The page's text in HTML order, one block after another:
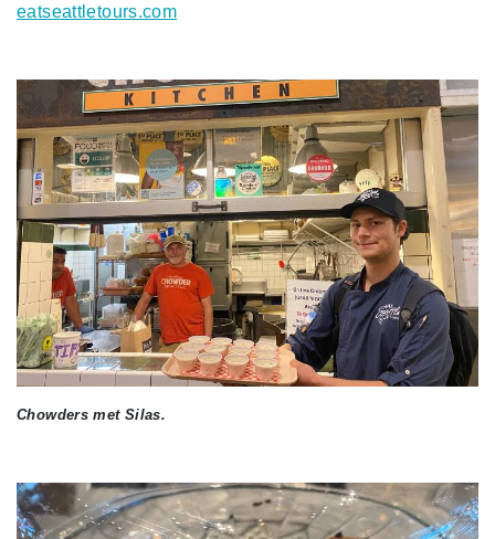
eatseattletours.com
Chowders met Silas.